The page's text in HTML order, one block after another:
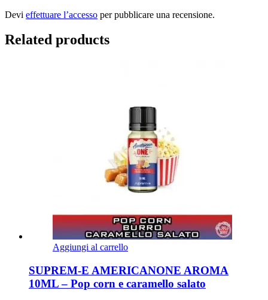
Devi effettuare l’accesso per pubblicare una recensione.
Related products
Aggiungi al carrello
SUPREM-E AMERICANONE AROMA
10ML – Pop corn e caramello salato